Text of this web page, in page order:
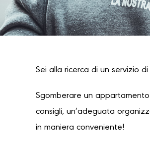
Sei alla ricerca di un servizio
Sgomberare un
consigli, un’adeguata
in maniera conveniente!